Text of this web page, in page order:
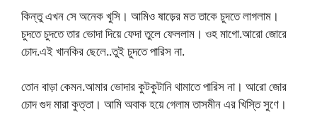
কিন্তু এখন সে অনেক খুসি। আমিও ষাড়ের মত তাকে চুদতে লাগলাম।
চুদতে চুদতে তার ভোদা দিয়ে ফেদা তুলে ফেললাম। ওহ মাগো.আরো জোরে
চোদ.এই খানকির ছেলে..তুই চুদতে পারিস না.
তোন বাড়া কেমন.আমার ভোদার কুটকুটানি থামাতে পারিস না। আরো জোর
চোদ গুদ মারা কুত্তা। আমি অবাক হয়ে গেলাম তাসমীন এর খিস্তি সুণে।